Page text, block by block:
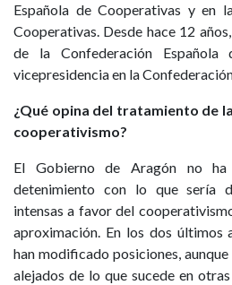
Española de Cooperativas y en
Cooperativas. Desde hace 12
de la Confederación Española
vicepresidencia en la
¿Qué opina del tratamiento de
cooperativismo?
El Gobierno de Aragón no
detenimiento con lo que sería
intensas a favor del
aproximación. En los dos últimos
han modificado posiciones,
alejados de lo que sucede en